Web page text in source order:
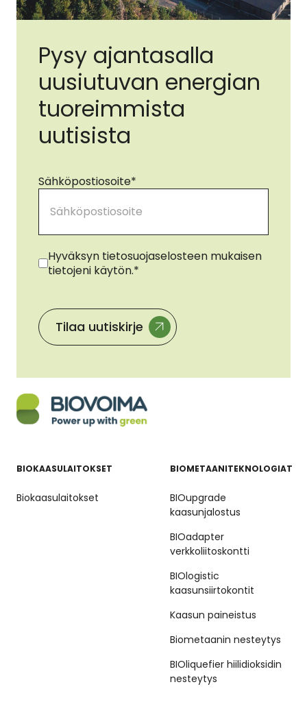
Pysy ajantasalla
uusiutuvan energian
tuoreimmista
uutisista
Sähköpostiosoite*
Suostumus*
Hyväksyn tietosuojaselosteen mukaisen
tietojeni käytön.*
BIOKAASULAITOKSET
Biokaasulaitokset
BIOMETAANITEKNOLOGIAT
BIOupgrade
kaasunjalostus
BIOadapter
verkkoliitoskontti
BIOlogistic
kaasunsiirtokontit
Kaasun paineistus
Biometaanin nesteytys
BIOliquefier hiilidioksidin
nesteytys